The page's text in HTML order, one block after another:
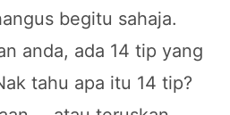
begitu sahaja.
anda, ada 14 tip yang
tahu apa itu 14 tip?